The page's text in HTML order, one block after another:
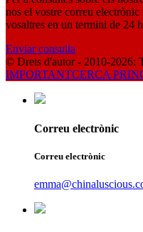
nos el vostre correu electrònic
vosaltres en un termini de 24
Enviar consulta
© Drets d'autor - 2010-2026:
IMPORTANTCERCA
Correu electrònic
Correu electrònic